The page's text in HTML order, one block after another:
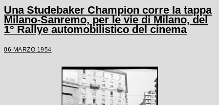
Una Studebaker Champion corre la tappa
Milano-Sanremo, per le vie di Milano, del
1° Rallye automobilistico del cinema
06 MARZO 1954